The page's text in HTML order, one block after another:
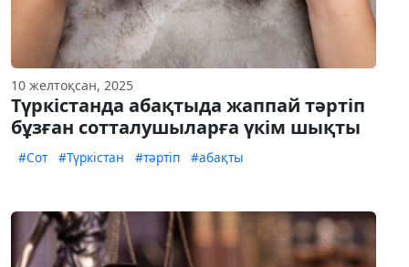
10 желтоқсан, 2025
Түркістанда абақтыда жаппай тәртіп
бұзған сотталушыларға үкім шықты
#Сот #Түркістан #тәртіп #абақты